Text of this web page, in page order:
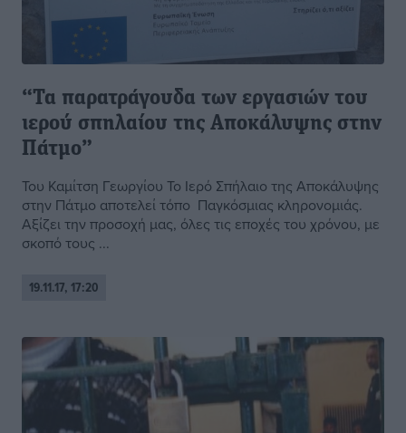
“Τα παρατράγουδα των εργασιών του
ιερού σπηλαίου της Αποκάλυψης στην
Πάτμο”
Του Καμίτση Γεωργίου Το Ιερό Σπήλαιο της Αποκάλυψης
στην Πάτμο αποτελεί τόπο Παγκόσμιας κληρονομιάς.
Αξίζει την προσοχή μας, όλες τις εποχές του χρόνου, με
σκοπό τους ...
19.11.17, 17:20